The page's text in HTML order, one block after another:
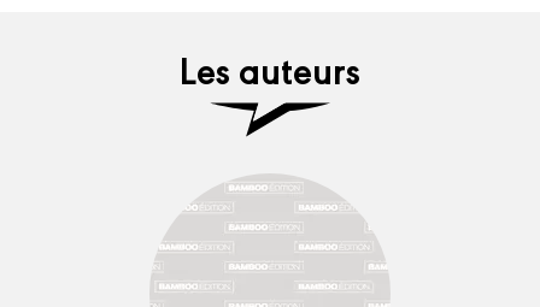
Les auteurs